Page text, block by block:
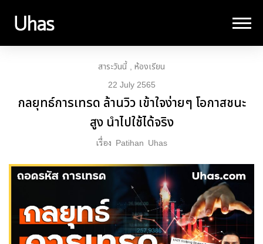
สาระวันนี้
ห้องเรียน
22 July 2565
กลยุทธ์การเทรด ล้านวิว เข้าใจง่ายๆ โอกาสชนะ
สูง นำไปใช้ได้จริง
เรื่อง Patihan Uhas